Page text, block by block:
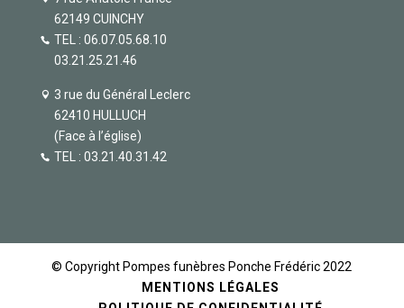
62149 CUINCHY
TEL : 06.07.05.68.10
03.21.25.21.46
3 rue du Général Leclerc
62410 HULLUCH
(Face à l’église)
TEL : 03.21.40.31.42
© Copyright Pompes funèbres Ponche Frédéric 2022
MENTIONS LÉGALES